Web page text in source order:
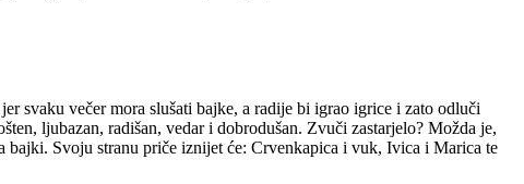
svaku večer mora slušati bajke, a radije bi igrao igrice i zato odluči
ljubazan, radišan, vedar i dobrodušan. Zvuči zastarjelo? Možda je,
Svoju stranu priče iznijet će: Crvenkapica i vuk, Ivica i Marica te